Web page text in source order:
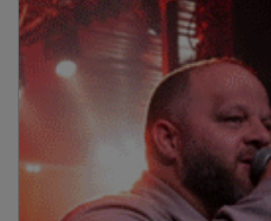
que vecinos y narradores
recuerdos y emociones al
palabra.
Antes del inicio del
del IX Concurso de
categoría de 3 a 7 años
con la obra “Fire”; en la